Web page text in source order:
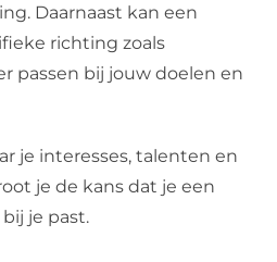
Daarnaast kan een
richting zoals
passen bij jouw doelen en
je interesses, talenten en
je de kans dat je een
je past.